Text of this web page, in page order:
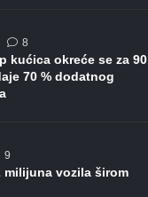
8komentara
kućica okreće se za 90
70 % dodatnog
9komentara
milijuna vozila širom